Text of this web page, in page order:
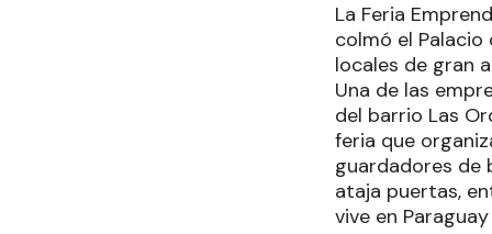
La Feria
colmó el
locales de gran
Una de las
del barrio Las
feria que
guardadores de
ataja puertas,
vive en